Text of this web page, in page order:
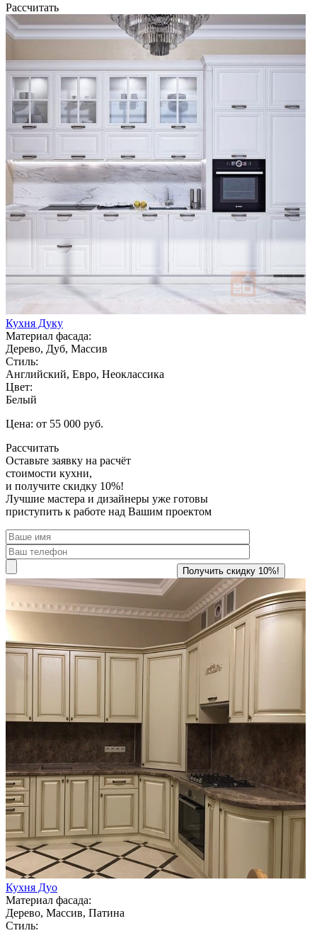
Рассчитать
Кухня Дуку
Материал фасада:
Дерево, Дуб, Массив
Стиль:
Английский, Евро, Неоклассика
Цвет:
Белый
Цена: от 55 000 руб.
Рассчитать
Оставьте заявку на расчёт
стоимости кухни,
и получите скидку 10%!
Лучшие мастера и дизайнеры уже готовы
приступить к работе над Вашим проектом
Кухня Дуо
Материал фасада:
Дерево, Массив, Патина
Стиль: